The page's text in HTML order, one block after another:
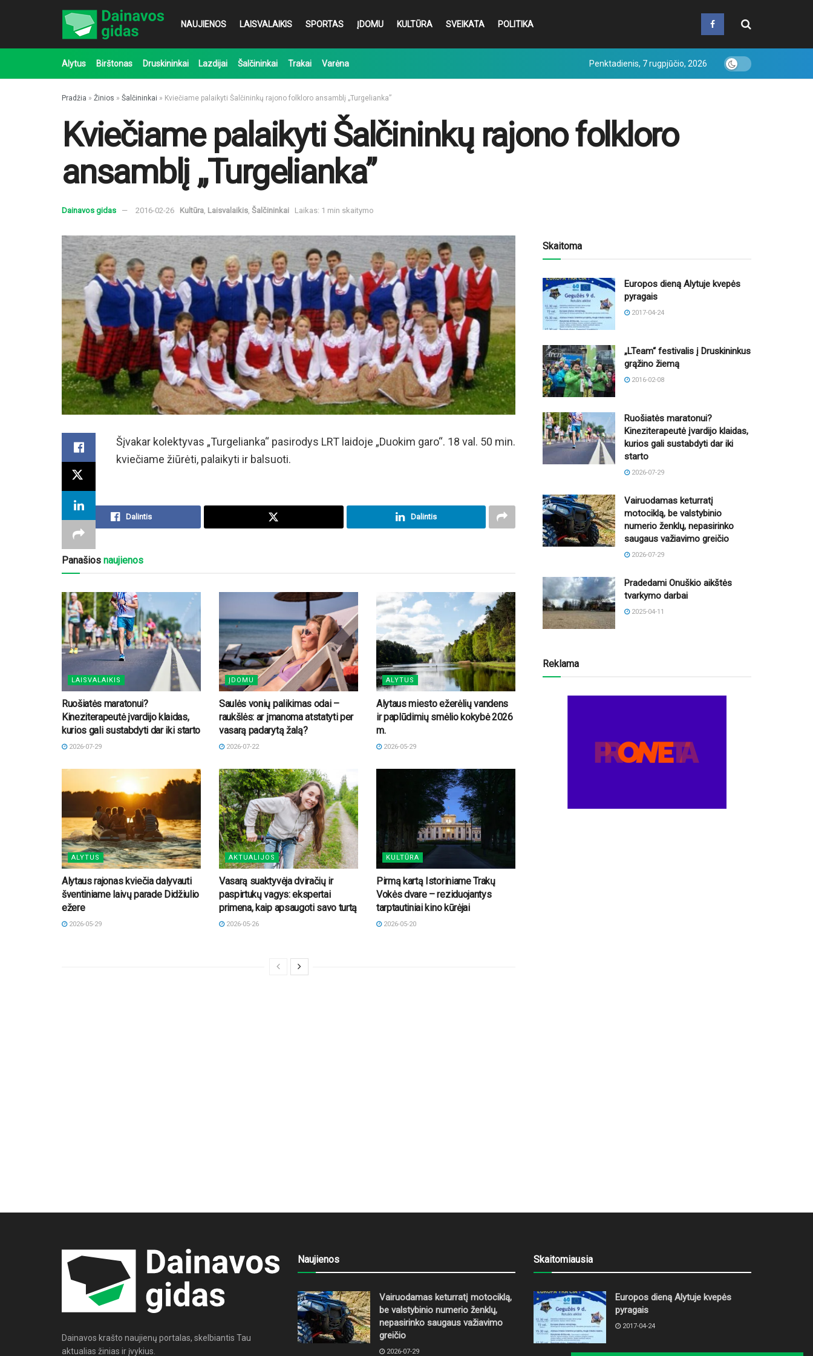
NAUJIENOS LAISVALAIKIS SPORTAS ĮDOMU KULTŪRA SVEIKATA POLITIKA
Alytus Birštonas Druskininkai Lazdijai Šalčininkai Trakai Varėna Penktadienis, 7 rugpjūčio, 2026
Pradžia » Žinios » Šalčininkai » Kviečiame palaikyti Šalčininkų rajono folkloro ansamblį „Turgelianka”
Kviečiame palaikyti Šalčininkų rajono folkloro
ansamblį „Turgelianka”
Dainavos gidas 2016-02-26 Kultūra, Laisvalaikis, Šalčininkai Laikas: 1 min skaitymo
Šįvakar kolektyvas „Turgelianka“ pasirodys LRT laidoje „Duokim garo“. 18 val. 50 min.
kviečiame žiūrėti, palaikyti ir balsuoti.
Dalintis Dalintis
Panašios naujienos
LAISVALAIKIS
Ruošiatės maratonui?
Kineziterapeutė įvardijo klaidas,
kurios gali sustabdyti dar iki starto
2026-07-29
ĮDOMU
Saulės vonių palikimas odai –
raukšlės: ar įmanoma atstatyti per
vasarą padarytą žalą?
2026-07-22
ALYTUS
Alytaus miesto ežerėlių vandens
ir paplūdimių smėlio kokybė 2026
m.
2026-05-29
ALYTUS
Alytaus rajonas kviečia dalyvauti
šventiniame laivų parade Didžiulio
ežere
2026-05-29
AKTUALIJOS
Vasarą suaktyvėja dviračių ir
paspirtukų vagys: ekspertai
primena, kaip apsaugoti savo turtą
2026-05-26
KULTŪRA
Pirmą kartą Istoriniame Trakų
Vokės dvare – reziduojantys
tarptautiniai kino kūrėjai
2026-05-20
Skaitoma
Europos dieną Alytuje kvepės
pyragais
2017-04-24
„LTeam“ festivalis į Druskininkus
grąžino žiemą
2016-02-08
Ruošiatės maratonui?
Kineziterapeutė įvardijo klaidas,
kurios gali sustabdyti dar iki
starto
2026-07-29
Vairuodamas keturratį
motociklą, be valstybinio
numerio ženklų, nepasirinko
saugaus važiavimo greičio
2026-07-29
Pradedami Onuškio aikštės
tvarkymo darbai
2025-04-11
Reklama
Dainavos krašto naujienų portalas, skelbiantis Tau
aktualias žinias ir įvykius.
Naujienos
Vairuodamas keturratį motociklą,
be valstybinio numerio ženklų,
nepasirinko saugaus važiavimo
greičio
2026-07-29
Skaitomiausia
Europos dieną Alytuje kvepės
pyragais
2017-04-24